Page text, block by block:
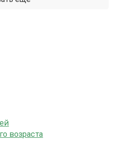
возраста